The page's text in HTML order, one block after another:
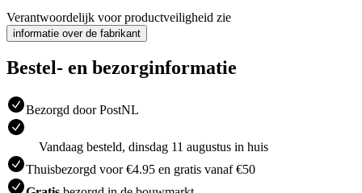
Verantwoordelijk voor productveiligheid zie
informatie over de fabrikant
Bestel- en bezorginformatie
Bezorgd door PostNL
Vandaag besteld, dinsdag 11 augustus in huis
Thuisbezorgd voor €4.95 en gratis vanaf €50